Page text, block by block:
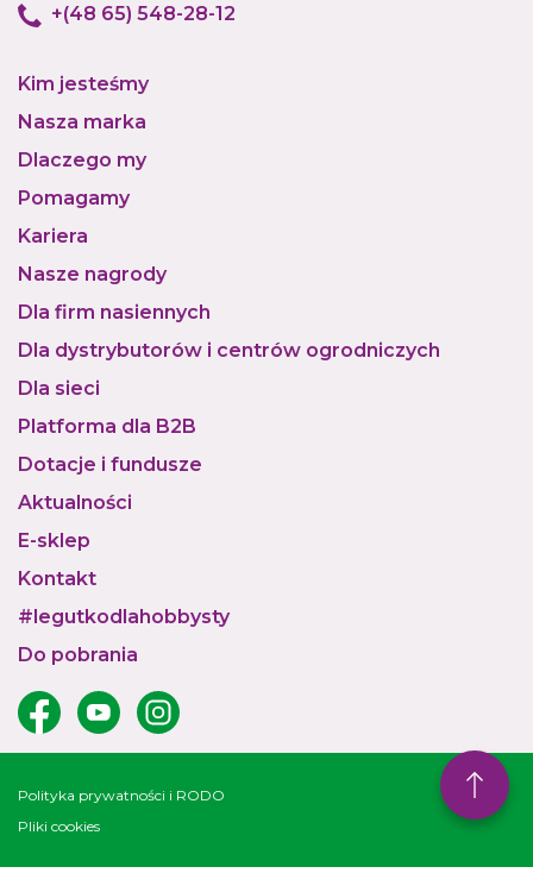
Kim jesteśmy
Nasza marka
Dlaczego my
Pomagamy
Kariera
Nasze nagrody
Dla firm nasiennych
Dla dystrybutorów i centrów ogrodniczych
Dla sieci
Platforma dla B2B
Dotacje i fundusze
Aktualności
E-sklep
Kontakt
#legutkodlahobbysty
Do pobrania
+(48 65) 548-28-12
Polityka prywatności i RODO
Pliki cookies